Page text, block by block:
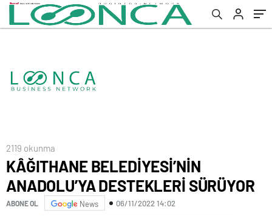
2119 okunma
KÂĞITHANE BELEDİYESİ’NİN
ANADOLU’YA DESTEKLERİ SÜRÜYOR
ABONE OL News 06/11/2022 14:02